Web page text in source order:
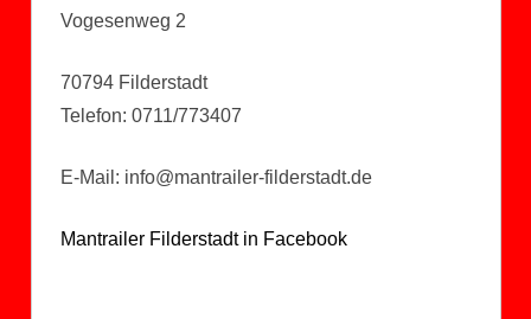
Vogesenweg 2
70794 Filderstadt
Telefon: 0711/773407
E-Mail: info@mantrailer-filderstadt.de
Mantrailer Filderstadt in Facebook